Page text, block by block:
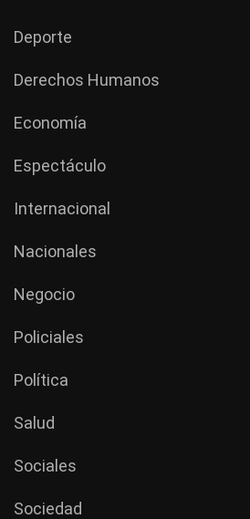
Deporte
Derechos Humanos
Economía
Espectáculo
Internacional
Nacionales
Negocio
Policiales
Política
Salud
Sociales
Sociedad